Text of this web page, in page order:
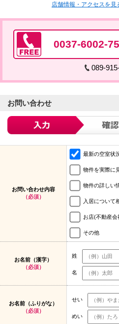
店舗情報・アクセスを見
0037-6002-
089-
お問い合わせ
お問い合わせ内容
（必須）
最新の空室状
物件を実際に
物件の詳しい
入居について
お店(不動産
その他
お名前（漢字）
（必須）
姓
名
お名前（ふりがな）
（必須）
せい
めい